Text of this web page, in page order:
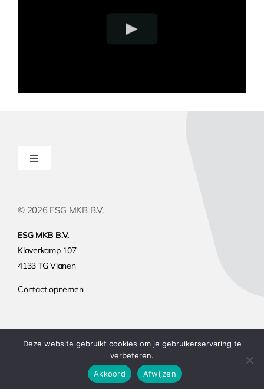
Toggle
ESG Impact Rapport
Tarieven
© 2026 ESG MKB B.V.
ESG MKB B.V.
Klaverkamp 107
4133 TG Vianen
Contact opnemen
Deze website gebruikt cookies om je gebruikerservaring te
verbeteren.
Akkoord
Afwijzen